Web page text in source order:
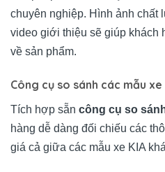
chuyên nghiệp. Hình ảnh chất
video giới thiệu sẽ giúp khách
về sản phẩm.
Công cụ so sánh các mẫu xe
Tích hợp sẵn công cụ so
hàng dễ dàng đối chiếu các
giá cả giữa các mẫu xe KIA